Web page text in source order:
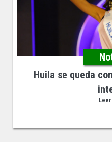
Huila se queda
Leer